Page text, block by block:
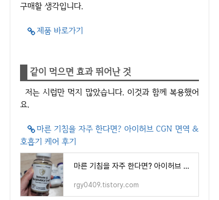
구매할 생각입니다.
제품 바로가기
같이 먹으면 효과 뛰어난 것
저는 시럽만 먹지 많았습니다. 이것과 함께 복용했어
요.
마른 기침을 자주 한다면? 아이허브 CGN 면역 &
호흡기 케어 후기
마른 기침을 자주 한다면? 아이허브 CGN 면역 & 호흡기 케어 후기
rgy0409.tistory.com